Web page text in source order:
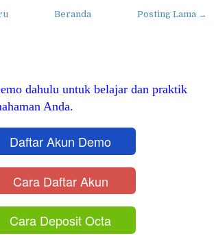
Posting Lama →
Beranda
dahulu untuk belajar dan praktik
Anda.
Daftar Akun Demo
Cara Daftar Akun
Cara Deposit Octa